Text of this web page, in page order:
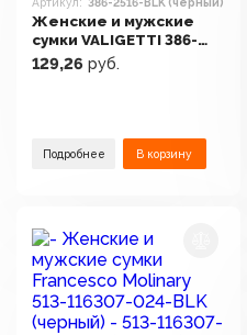
Женские и мужские
сумки VALIGETTI 386-
2516-BLK (черный)
129,26 руб.
Подробнее В корзину